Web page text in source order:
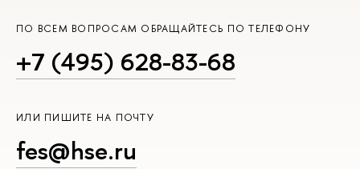
ПО ВСЕМ ВОПРОСАМ ОБРАЩАЙТЕСЬ ПО ТЕЛЕФОНУ
+7 (495) 628-83-68
ИЛИ ПИШИТЕ НА ПОЧТУ
fes@hse.ru